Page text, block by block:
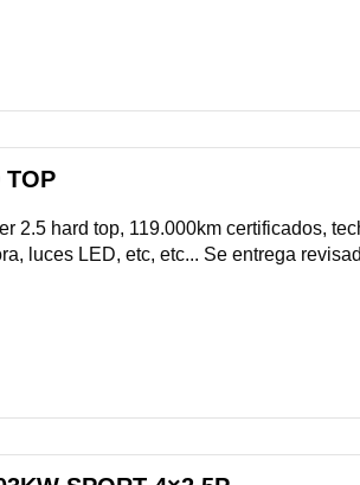
TOP
2.5 hard top, 119.000km certificados,
luces LED, etc, etc... Se entrega